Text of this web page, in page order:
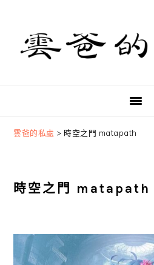
primary
navigation
content
primary
sidebar
雲爸的私處 > 時空之門 matapath
時空之門 matapath